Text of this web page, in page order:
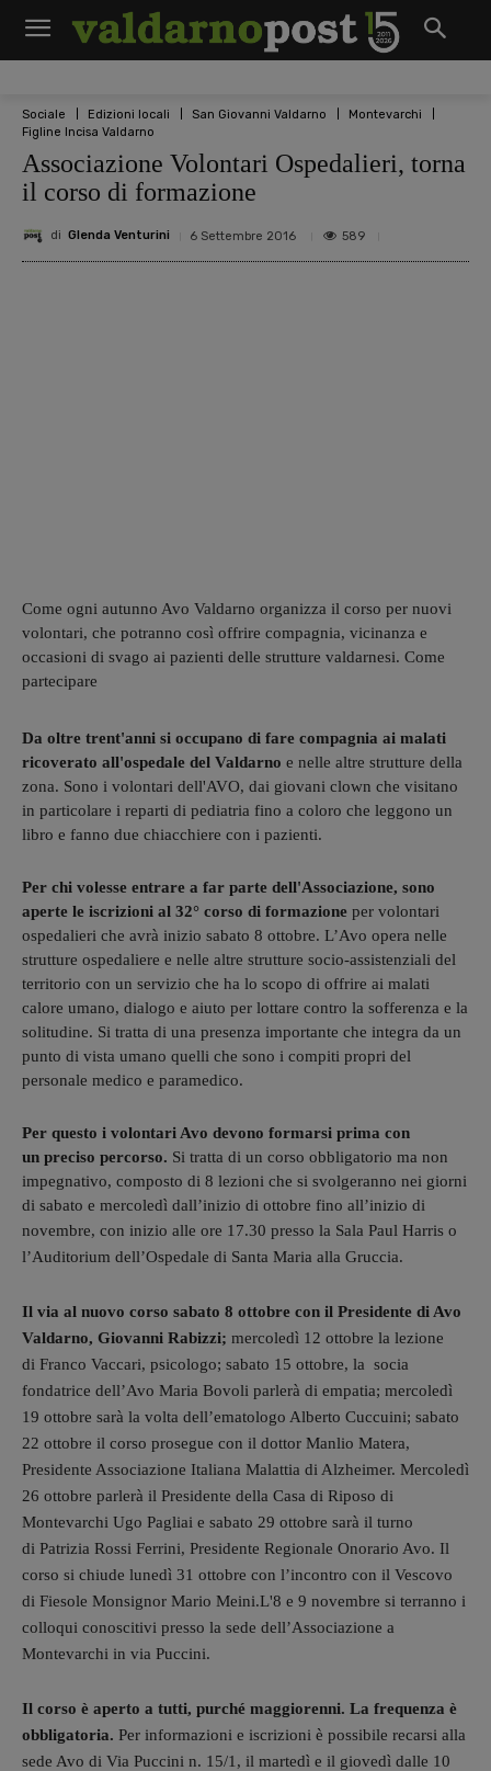
Sociale Edizioni locali San Giovanni Valdarno
Montevarchi
Figline Incisa Valdarno
Associazione Volontari Ospedalieri, torna
il corso di formazione
di Glenda Venturini 6 Settembre 2016 589
Come ogni autunno Avo Valdarno organizza il corso per nuovi
volontari, che potranno così offrire compagnia, vicinanza e
occasioni di svago ai pazienti delle strutture valdarnesi. Come
partecipare
Da oltre trent'anni si occupano di fare compagnia ai malati
ricoverato all'ospedale del Valdarno e nelle altre strutture della
zona. Sono i volontari dell'AVO, dai giovani clown che visitano
in particolare i reparti di pediatria fino a coloro che leggono un
libro e fanno due chiacchiere con i pazienti.
Per chi volesse entrare a far parte dell'Associazione, sono
aperte le iscrizioni al 32° corso di formazione per volontari
ospedalieri che avrà inizio sabato 8 ottobre. L’Avo opera nelle
strutture ospedaliere e nelle altre strutture socio-assistenziali del
territorio con un servizio che ha lo scopo di offrire ai malati
calore umano, dialogo e aiuto per lottare contro la sofferenza e la
solitudine. Si tratta di una presenza importante che integra da un
punto di vista umano quelli che sono i compiti propri del
personale medico e paramedico.
Per questo i volontari Avo devono formarsi prima con
un preciso percorso. Si tratta di un corso obbligatorio ma non
impegnativo, composto di 8 lezioni che si svolgeranno nei giorni
di sabato e mercoledì dall’inizio di ottobre fino all’inizio di
novembre, con inizio alle ore 17.30 presso la Sala Paul Harris o
l’Auditorium dell’Ospedale di Santa Maria alla Gruccia.
Il via al nuovo corso sabato 8 ottobre con il Presidente di Avo
Valdarno, Giovanni Rabizzi; mercoledì 12 ottobre la lezione
di Franco Vaccari, psicologo; sabato 15 ottobre, la socia
fondatrice dell’Avo Maria Bovoli parlerà di empatia; mercoledì
19 ottobre sarà la volta dell’ematologo Alberto Cuccuini; sabato
22 ottobre il corso prosegue con il dottor Manlio Matera,
Presidente Associazione Italiana Malattia di Alzheimer. Mercoledì
26 ottobre parlerà il Presidente della Casa di Riposo di
Montevarchi Ugo Pagliai e sabato 29 ottobre sarà il turno
di Patrizia Rossi Ferrini, Presidente Regionale Onorario Avo. Il
corso si chiude lunedì 31 ottobre con l’incontro con il Vescovo
di Fiesole Monsignor Mario Meini.L'8 e 9 novembre si terranno i
colloqui conoscitivi presso la sede dell’Associazione a
Montevarchi in via Puccini.
Il corso è aperto a tutti, purché maggiorenni. La frequenza è
obbligatoria. Per informazioni e iscrizioni è possibile recarsi alla
sede Avo di Via Puccini n. 15/1, il martedì e il giovedì dalle 10